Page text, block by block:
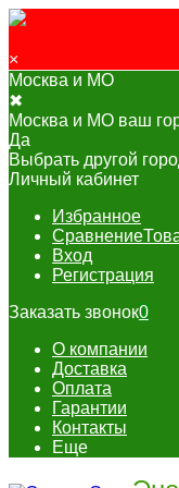
×
Москва и МО
✖
Москва и МО ваш
Да
Выбрать другой
Личный кабинет
Избранное
Сравнение
Вход
Регистрация
Заказать звонок0
О компании
Доставка
Оплата
Гарантии
Контакты
Еще